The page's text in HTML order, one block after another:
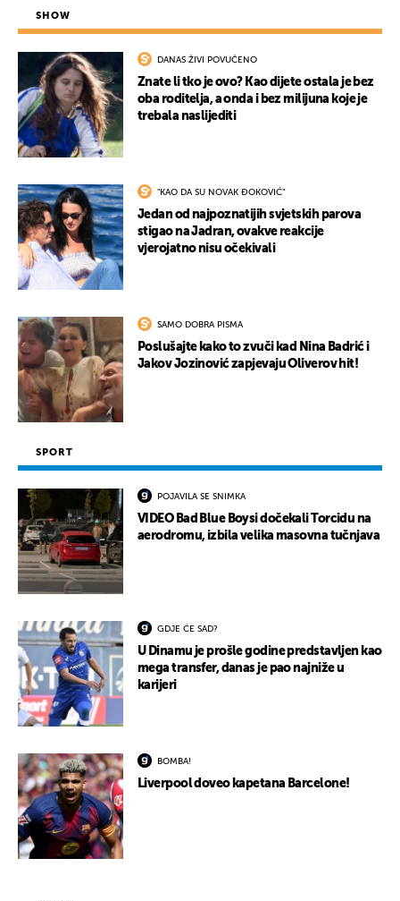
SHOW
DANAS ŽIVI POVUČENO
Znate li tko je ovo? Kao dijete ostala je bez
oba roditelja, a onda i bez milijuna koje je
trebala naslijediti
"KAO DA SU NOVAK ĐOKOVIĆ"
Jedan od najpoznatijih svjetskih parova
stigao na Jadran, ovakve reakcije
vjerojatno nisu očekivali
SAMO DOBRA PISMA
Poslušajte kako to zvuči kad Nina Badrić i
Jakov Jozinović zapjevaju Oliverov hit!
SPORT
POJAVILA SE SNIMKA
VIDEO Bad Blue Boysi dočekali Torcidu na
aerodromu, izbila velika masovna tučnjava
GDJE ĆE SAD?
U Dinamu je prošle godine predstavljen kao
mega transfer, danas je pao najniže u
karijeri
BOMBA!
Liverpool doveo kapetana Barcelone!